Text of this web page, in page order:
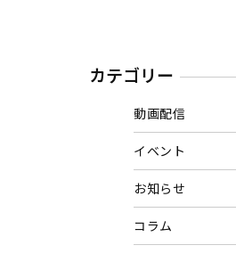
カテゴリー
動画配信
イベント
お知らせ
コラム